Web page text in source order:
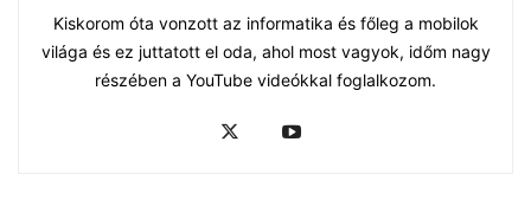
Kiskorom óta vonzott az informatika és főleg a mobilok
világa és ez juttatott el oda, ahol most vagyok, időm nagy
részében a YouTube videókkal foglalkozom.